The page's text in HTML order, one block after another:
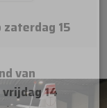
15